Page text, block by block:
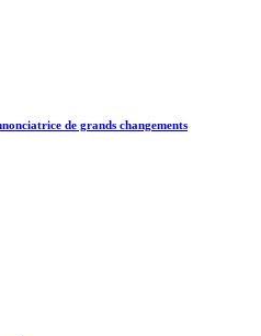
de grands changements